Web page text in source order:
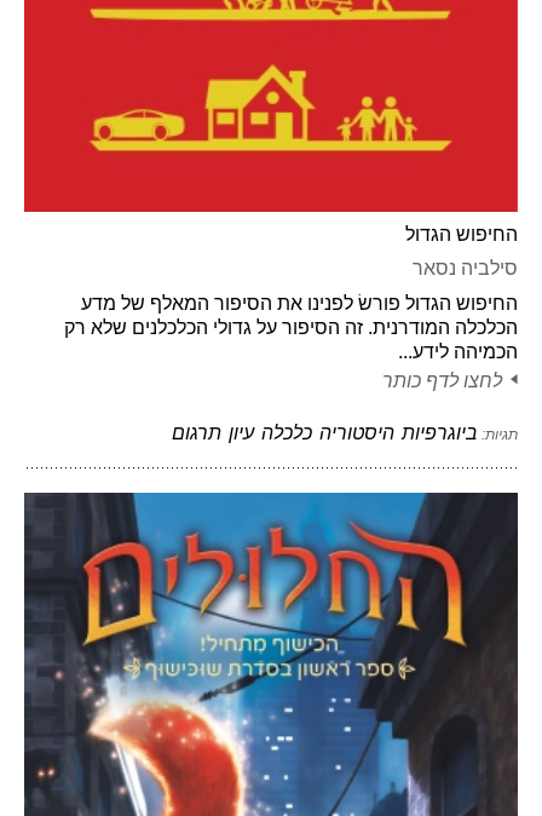
החיפוש הגדול
סילביה נסאר
החיפוש הגדול פורשׂ לפנינו את הסיפור המאלף של מדע
הכלכלה המודרנית. זה הסיפור על גדולי הכלכלנים שלא רק
הכמיהה לידע...
לחצו לדף כותר
תגיות: ביוגרפיות היסטוריה כלכלה עיון תרגום